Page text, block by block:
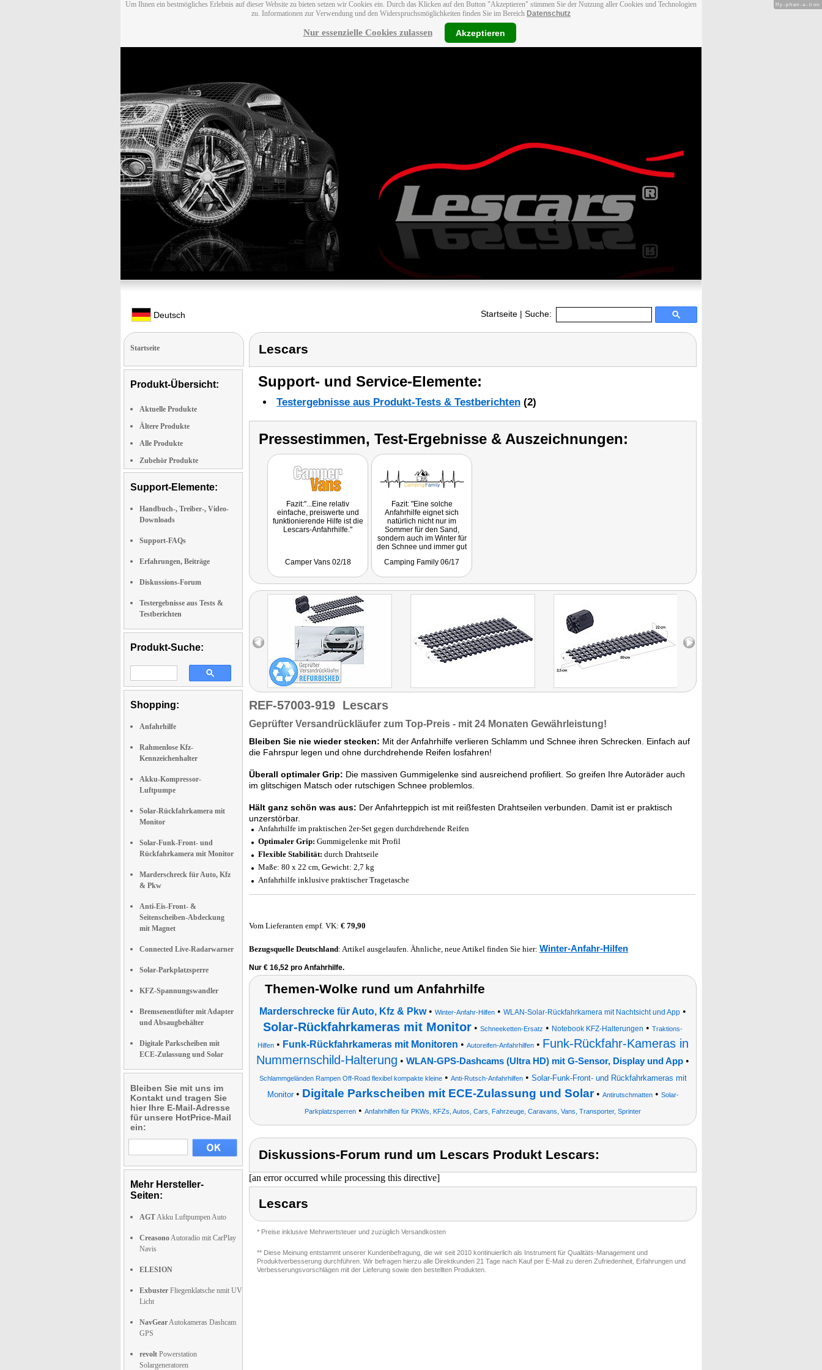
Um Ihnen ein bestmögliches Erlebnis auf dieser Website zu bieten setzen wir Cookies ein. Durch das Klicken auf den Button "Akzeptieren" stimmen Sie der Nutzung aller Cookies und Technologien
zu. Informationen zur Verwendung und den Widerspruchsmöglichkeiten finden Sie im Bereich Datenschutz
Nur essenzielle Cookies zulassen Akzeptieren
Deutsch Startseite | Suche:
Startseite
Produkt-Übersicht:
Aktuelle Produkte
Ältere Produkte
Alle Produkte
Zubehör Produkte
Support-Elemente:
Handbuch-, Treiber-, Video-
Downloads
Support-FAQs
Erfahrungen, Beiträge
Diskussions-Forum
Testergebnisse aus Tests &
Testberichten
Produkt-Suche:
Shopping:
Anfahrhilfe
Rahmenlose Kfz-
Kennzeichenhalter
Akku-Kompressor-
Luftpumpe
Solar-Rückfahrkamera mit
Monitor
Solar-Funk-Front- und
Rückfahrkamera mit Monitor
Marderschreck für Auto, Kfz
& Pkw
Anti-Eis-Front- &
Seitenscheiben-Abdeckung
mit Magnet
Connected Live-Radarwarner
Solar-Parkplatzsperre
KFZ-Spannungswandler
Bremsenentlüfter mit Adapter
und Absaugbehälter
Digitale Parkscheiben mit
ECE-Zulassung und Solar
Bleiben Sie mit uns im
Kontakt und tragen Sie
hier Ihre E-Mail-Adresse
für unsere HotPrice-Mail
ein:
Mehr Hersteller-
Seiten:
AGTAkku Luftpumpen Auto
CreasonoAutoradio mit CarPlay
Navis
ELESION
Exbuster Fliegenklatsche nmit UV
Licht
NavGearAutokameras Dashcam
GPS
revolt Powerstation
Solargeneratoren
Lescars
Support- und Service-Elemente:
Testergebnisse aus Produkt-Tests & Testberichten (2)
Pressestimmen, Test-Ergebnisse & Auszeichnungen:
Fazit:"...Eine relativ
einfache, preiswerte und
funktionierende Hilfe ist die
Lescars-Anfahrhilfe."
Camper Vans 02/18
Fazit: "Eine solche
Anfahrhilfe eignet sich
natürlich nicht nur im
Sommer für den Sand,
sondern auch im Winter für
den Schnee und immer gut
Camping Family 06/17
REF-57003-919 Lescars
Geprüfter Versandrückläufer zum Top-Preis - mit 24 Monaten Gewährleistung!
Bleiben Sie nie wieder stecken: Mit der Anfahrhilfe verlieren Schlamm und Schnee ihren Schrecken. Einfach auf
die Fahrspur legen und ohne durchdrehende Reifen losfahren!
Überall optimaler Grip: Die massiven Gummigelenke sind ausreichend profiliert. So greifen Ihre Autoräder auch
im glitschigen Matsch oder rutschigen Schnee problemlos.
Hält ganz schön was aus: Der Anfahrteppich ist mit reißfesten Drahtseilen verbunden. Damit ist er praktisch
unzerstörbar.
Anfahrhilfe im praktischen 2er-Set gegen durchdrehende Reifen
Optimaler Grip: Gummigelenke mit Profil
Flexible Stabilität: durch Drahtseile
Maße: 80 x 22 cm, Gewicht: 2,7 kg
Anfahrhilfe inklusive praktischer Tragetasche
Vom Lieferanten empf. VK: € 79,90
Bezugsquelle Deutschland: Artikel ausgelaufen. Ähnliche, neue Artikel finden Sie hier: Winter-Anfahr-Hilfen
Nur € 16,52 pro Anfahrhilfe.
Themen-Wolke rund um Anfahrhilfe
Marderschrecke für Auto, Kfz & Pkw• Winter-Anfahr-Hilfen • WLAN-Solar-Rückfahrkamera mit Nachtsicht und App •
Solar-Rückfahrkameras mit Monitor • Schneeketten-Ersatz • Notebook KFZ-Halterungen • Traktions-
Hilfen• Funk-Rückfahrkameras mit Monitoren • Autoreifen-Anfahrhilfen• Funk-Rückfahr-Kameras in
Nummernschild-Halterung • WLAN-GPS-Dashcams (Ultra HD) mit G-Sensor, Display und App •
Schlammgeländen Rampen Off-Road flexibel kompakte kleine• Anti-Rutsch-Anfahrhilfen• Solar-Funk-Front- und Rückfahrkameras mit
Monitor• Digitale Parkscheiben mit ECE-Zulassung und Solar• Antirutschmatten• Solar-
Parkplatzsperren • Anfahrhilfen für PKWs, KFZs, Autos, Cars, Fahrzeuge, Caravans, Vans, Transporter, Sprinter
Diskussions-Forum rund um Lescars Produkt Lescars:
[an error occurred while processing this directive]
Lescars
* Preise inklusive Mehrwertsteuer und zuzüglich Versandkosten
** Diese Meinung entstammt unserer Kundenbefragung, die wir seit 2010 kontinuierlich als Instrument für Qualitäts-Management und
Produktverbesserung durchführen. Wir befragen hierzu alle Direktkunden 21 Tage nach Kauf per E-Mail zu deren Zufriedenheit, Erfahrungen und
Verbesserungsvorschlägen mit der Lieferung sowie den bestellten Produkten.
Hy-phen-a-tion